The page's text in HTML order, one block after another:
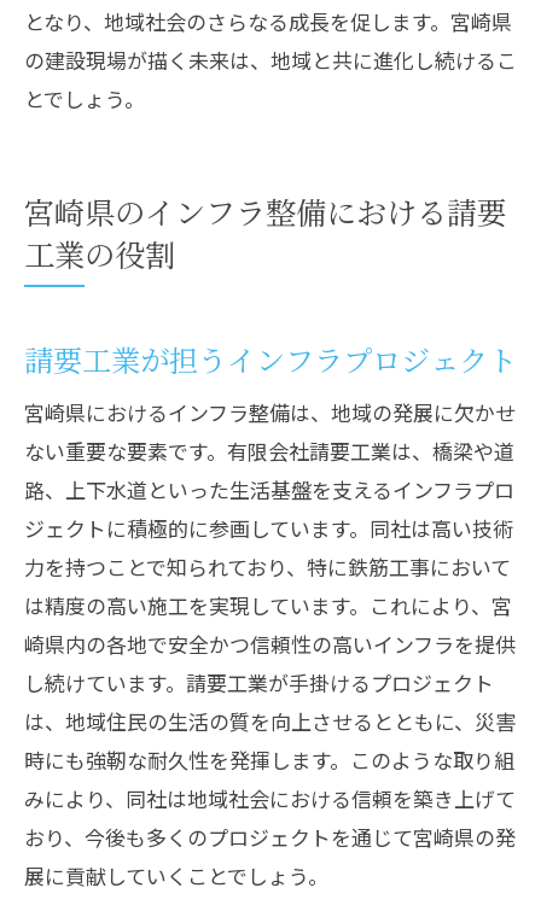
となり、地域社会のさらなる成長を促します。宮崎県
の建設現場が描く未来は、地域と共に進化し続けるこ
とでしょう。
宮崎県のインフラ整備における請要
工業の役割
請要工業が担うインフラプロジェクト
宮崎県におけるインフラ整備は、地域の発展に欠かせ
ない重要な要素です。有限会社請要工業は、橋梁や道
路、上下水道といった生活基盤を支えるインフラプロ
ジェクトに積極的に参画しています。同社は高い技術
力を持つことで知られており、特に鉄筋工事において
は精度の高い施工を実現しています。これにより、宮
崎県内の各地で安全かつ信頼性の高いインフラを提供
し続けています。請要工業が手掛けるプロジェクト
は、地域住民の生活の質を向上させるとともに、災害
時にも強靭な耐久性を発揮します。このような取り組
みにより、同社は地域社会における信頼を築き上げて
おり、今後も多くのプロジェクトを通じて宮崎県の発
展に貢献していくことでしょう。